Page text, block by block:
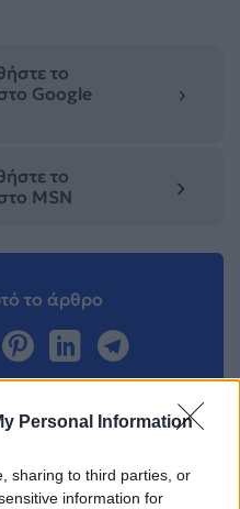
Personal Information
sharing to third parties, or
information for
το
Google
το
MSN
το άρθρο
Επόμενο